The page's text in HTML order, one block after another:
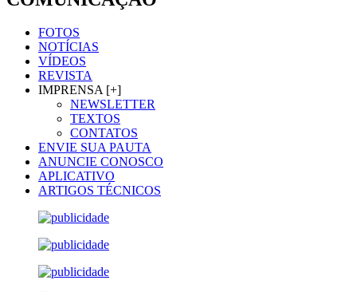
FOTOS
NOTÍCIAS
VÍDEOS
REVISTA
IMPRENSA [+]
NEWSLETTER
TEXTOS
CONTATOS
ENVIE SUA PAUTA
ANUNCIE CONOSCO
APLICATIVO
ARTIGOS TÉCNICOS